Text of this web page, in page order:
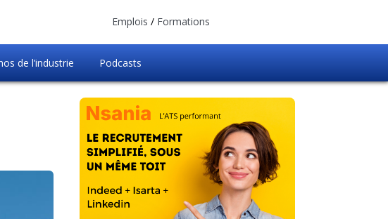
Emplois / Formations
de l’industrie Podcasts